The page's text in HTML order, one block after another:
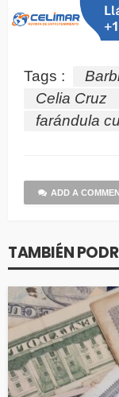
Tags :
Celia Cruz
farándula
ADD A
TAMBIÉN